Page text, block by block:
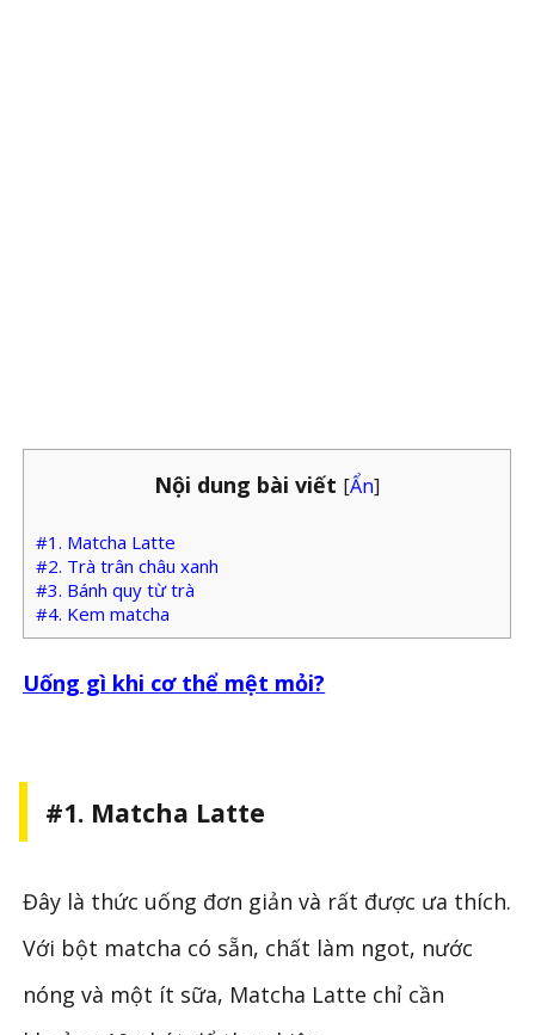
Nội dung bài viết [Ẩn]
#1. Matcha Latte
#2. Trà trân châu xanh
#3. Bánh quy từ trà
#4. Kem matcha
Uống gì khi cơ thể mệt mỏi?
#1. Matcha Latte
Đây là thức uống đơn giản và rất được ưa thích.
Với bột matcha có sẵn, chất làm ngot, nước
nóng và một ít sữa, Matcha Latte chỉ cần